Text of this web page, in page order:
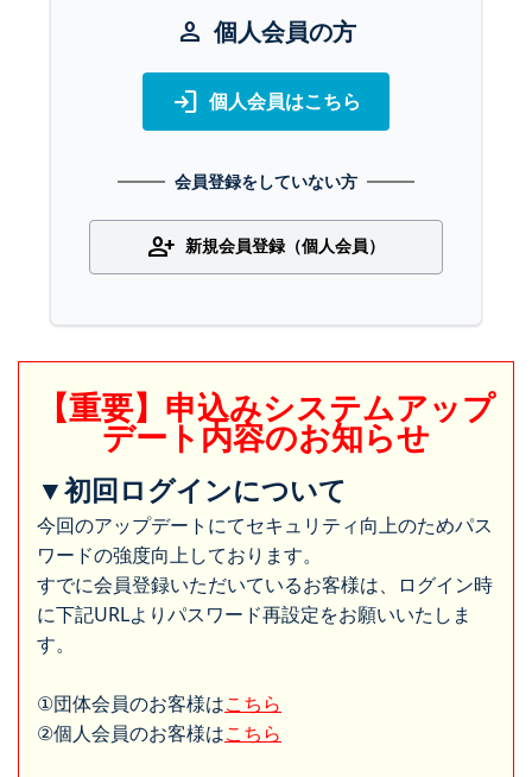
person 個人会員の方
login 個人会員はこちら
会員登録をしていない方
person_add 新規会員登録（個人会員）
【重要】申込みシステムアップ
デート内容のお知らせ
▼初回ログインについて
今回のアップデートにてセキュリティ向上のためパス
ワードの強度向上しております。
すでに会員登録いただいているお客様は、ログイン時
に下記URLよりパスワード再設定をお願いいたしま
す。
①団体会員のお客様はこちら
②個人会員のお客様はこちら